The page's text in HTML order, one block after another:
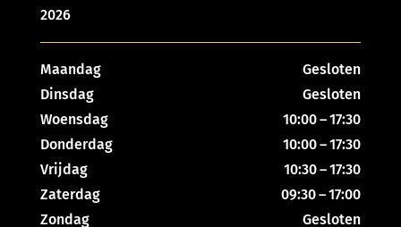
2026
Maandag
Gesloten
Dinsdag
Gesloten
Woensdag
10:00 – 17:30
Donderdag
10:00 – 17:30
Vrijdag
10:30 – 17:30
Zaterdag
09:30 – 17:00
Zondag
Gesloten